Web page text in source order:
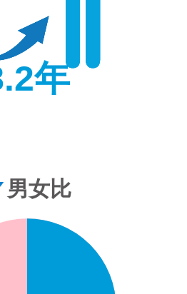
年
男女比